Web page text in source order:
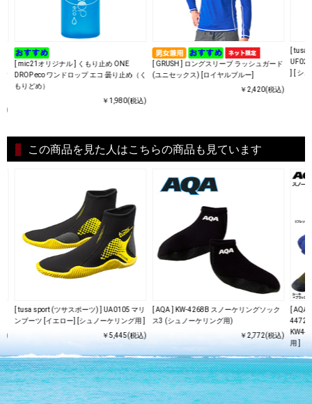
)
[ mic21オリジナル ] くもり止め ONE
DROP eco ワンドロップ エコ 曇り止め（く
もりどめ）
￥1,980(税込)
[ GRUSH ] ロングスリーブ ラッシュガード
(ユニセックス) [ロイヤルブルー]
￥2,420(税込)
[ tusa
] [ シ
この商品を見た人はこちらの商品も見ています
)
[ tusa sport (ツサスポーツ) ] UA0105 マリ
ンブーツ [イエロー] [シュノーケリング用 ]
￥5,445(税込)
[ AQA ] KW-4268B スノーケリングソック
ス3 (シュノーケリング用)
￥2,772(税込)
[
4472N
用 ]